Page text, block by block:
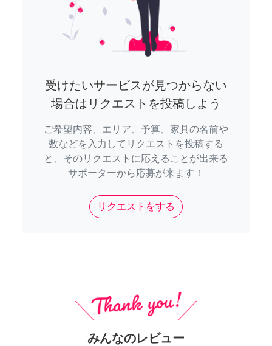
受けたいサービスが見つからない
場合はリクエストを投稿しよう
ご希望内容、エリア、予算、家具の名前や
数などを入力してリクエストを投稿する
と、そのリクエストに応えることが出来る
サポーターから応募が来ます！
リクエストをする
みんなのレビュー